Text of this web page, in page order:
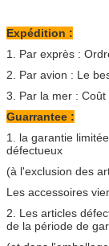
Expédition :
1. Par exprès :
2. Par avion : Le
3. Par la mer :
Guarrantee :
1. la garantie
défectueux
(à l'exclusion des
Les accessoires
2. Les articles
de la période de